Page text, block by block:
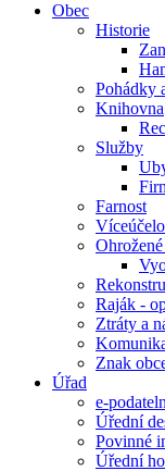
Obec
Historie
Pohádky
Knihovna
Služby
Farnost
Raják -
Ztráty a
Znak
Úřad
e-
Úřední
Povinné
Úřední